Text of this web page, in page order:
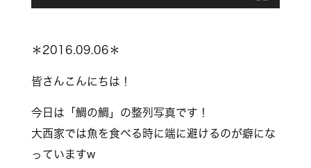
＊2016.09.06＊
皆さんこんにちは！
今日は「鯛の鯛」の整列写真です！
大西家では魚を食べる時に端に避けるのが癖にな
っていますw